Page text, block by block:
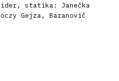
statika: Janečka
Gejza, Baranovič